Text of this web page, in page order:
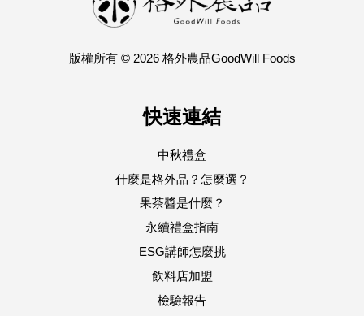
版權所有 © 2026 格外農品GoodWill Foods
快速連結
中秋禮盒
什麼是格外品？怎麼選？
果茶醬是什麼？
永續禮盒指南
ESG講師怎麼挑
飲料店加盟
檢驗報告